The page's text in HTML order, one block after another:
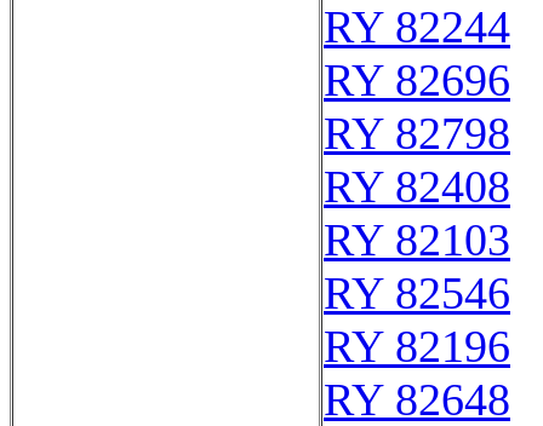
RY 82244
RY 82696
RY 82798
RY 82408
RY 82103
RY 82546
RY 82196
RY 82648